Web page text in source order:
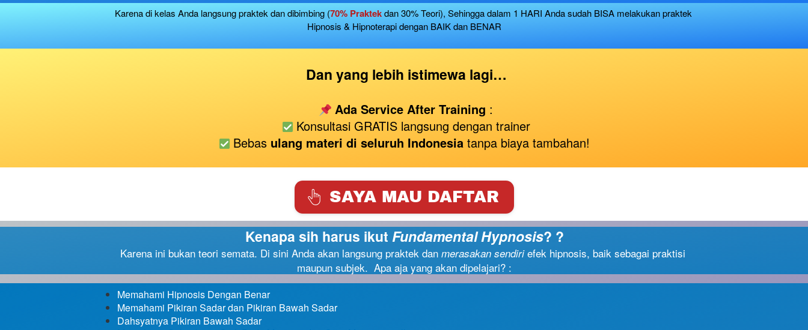
Karena di kelas Anda langsung praktek dan dibimbing (70% Praktek dan 30% Teori), Sehingga dalam 1 HARI Anda sudah BISA melakukan praktek
Hipnosis & Hipnoterapi dengan BAIK dan BENAR
Dan yang lebih istimewa lagi…
Ada Service After Training :
Konsultasi GRATIS langsung dengan trainer
Bebas ulang materi di seluruh Indonesia tanpa biaya tambahan!
` SAYA MAU DAFTAR
Kenapa sih harus ikut Fundamental Hypnosis? ?
Karena ini bukan teori semata. Di sini Anda akan langsung praktek dan merasakan sendiri efek hipnosis, baik sebagai praktisi
maupun subjek.  Apa aja yang akan dipelajari? :
Memahami Hipnosis Dengan Benar
Memahami Pikiran Sadar dan Pikiran Bawah Sadar
Dahsyatnya Pikiran Bawah Sadar